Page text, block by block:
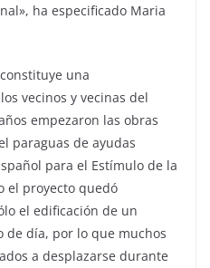
ha especificado Maria
una
vecinos y vecinas del
empezaron las obras
paraguas de ayudas
para el Estímulo de la
el proyecto quedó
el edificación de un
día, por lo que muchos
a desplazarse durante